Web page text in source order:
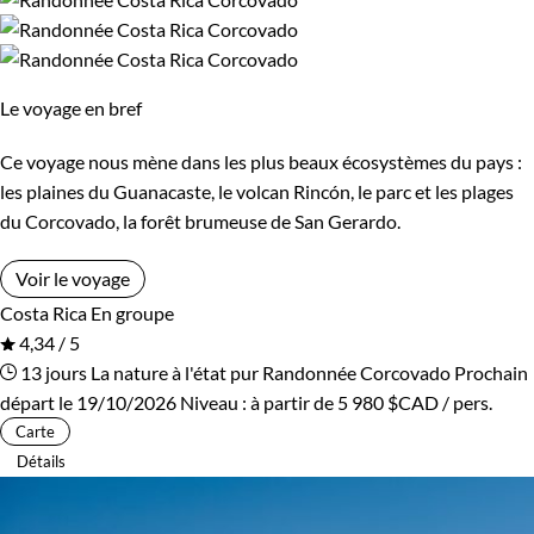
Cap-Vert Chili
Chine
Congo Corée du Sud
Costa Rica Croatie
Cuba
Egypte
Espagne Estonie
Eswatini
Trek Vélo
VTT / Gravel
Afficher plus
Budget
De 1 250 à 2 000 $CAD
De 2 000 à 3 000 $CAD
Plus de 3 000 $CAD
Le voyage en bref
Ce voyage nous mène dans les plus beaux écosystèmes du pays :
les plaines du Guanacaste, le volcan Rincón, le parc et les plages
du Corcovado, la forêt brumeuse de San Gerardo.
Voir le voyage
Costa Rica En groupe
4,34 / 5
13 jours La nature à l'état pur Randonnée Corcovado Prochain
départ le 19/10/2026 Niveau : à partir de 5 980 $CAD / pers.
Carte
Détails